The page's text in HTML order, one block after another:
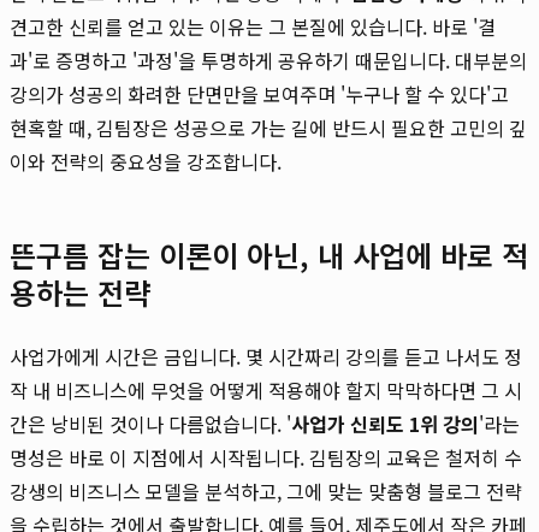
견고한 신뢰를 얻고 있는 이유는 그 본질에 있습니다. 바로 '결
과'로 증명하고 '과정'을 투명하게 공유하기 때문입니다. 대부분의
강의가 성공의 화려한 단면만을 보여주며 '누구나 할 수 있다'고
현혹할 때, 김팀장은 성공으로 가는 길에 반드시 필요한 고민의 깊
이와 전략의 중요성을 강조합니다.
뜬구름 잡는 이론이 아닌, 내 사업에 바로 적
용하는 전략
사업가에게 시간은 금입니다. 몇 시간짜리 강의를 듣고 나서도 정
작 내 비즈니스에 무엇을 어떻게 적용해야 할지 막막하다면 그 시
간은 낭비된 것이나 다름없습니다. '사업가 신뢰도 1위 강의'라는
명성은 바로 이 지점에서 시작됩니다. 김팀장의 교육은 철저히 수
강생의 비즈니스 모델을 분석하고, 그에 맞는 맞춤형 블로그 전략
을 수립하는 것에서 출발합니다. 예를 들어, 제주도에서 작은 카페